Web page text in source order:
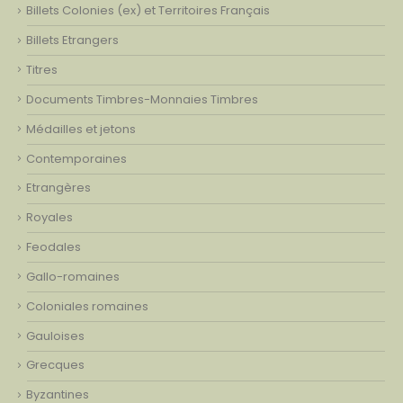
Billets Colonies (ex) et Territoires Français
Billets Etrangers
Titres
Documents Timbres-Monnaies Timbres
Médailles et jetons
Contemporaines
Etrangères
Royales
Feodales
Gallo-romaines
Coloniales romaines
Gauloises
Grecques
Byzantines